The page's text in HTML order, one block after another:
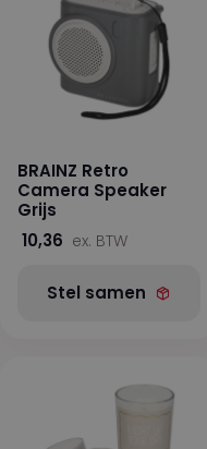
BRAINZ Retro
Camera Speaker
Grijs
10,36 ex. BTW
Stel samen